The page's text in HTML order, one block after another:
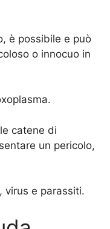
è possibile e può
o innocuo in
catene di
un pericolo,
virus e parassiti.